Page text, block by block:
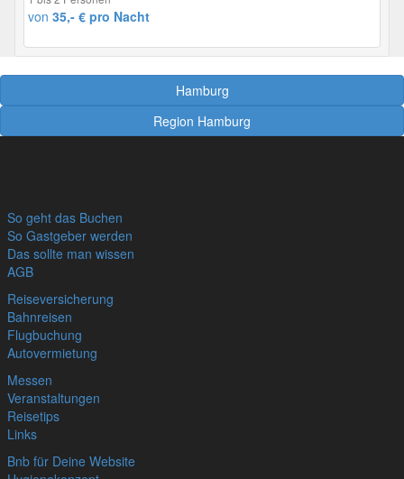
von 35,- € pro Nacht
Hamburg
Region Hamburg
So geht das Buchen
So Gastgeber werden
Das sollte man wissen
AGB
Reiseversicherung
Bahnreisen
Flugbuchung
Autovermietung
Messen
Veranstaltungen
Reisetips
Links
Bnb für Deine Website